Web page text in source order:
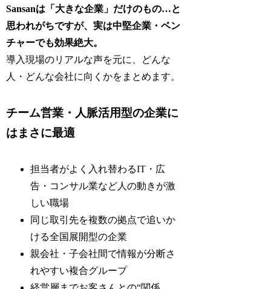
Sansanは「大きな企業」だけのもの…と
思われがちですが、実は中堅企業・ベン
チャーでも効果絶大。
導入現場のリアルな声を元に、どんな
人・どんな会社に向くかをまとめます。
チーム営業・人脈活用型の企業に
はまさに最適
担当者がよく入れ替わるIT・広
告・コンサル業など人の動きが激
しい職場
同じ取引先を複数の拠点で追いか
ける全国展開型の企業
親会社・子会社間で情報が分断さ
れやすい複合グループ